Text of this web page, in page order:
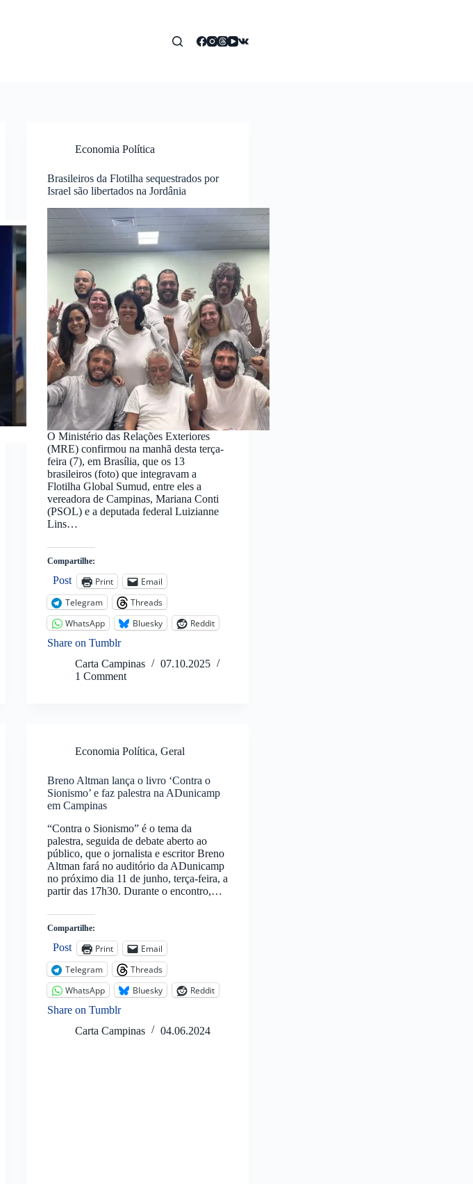
Economia Política
Brasileiros da Flotilha sequestrados por
Israel são libertados na Jordânia
O Ministério das Relações Exteriores
(MRE) confirmou na manhã desta terça-
feira (7), em Brasília, que os 13
brasileiros (foto) que integravam a
Flotilha Global Sumud, entre eles a
vereadora de Campinas, Mariana Conti
(PSOL) e a deputada federal Luizianne
Lins…
Compartilhe:
Post Print
Email
Telegram
Threads
WhatsApp
Bluesky
Reddit
Share on Tumblr
Carta Campinas
07.10.2025
1 Comment
Economia Política, Geral
Breno Altman lança o livro ‘Contra o
Sionismo’ e faz palestra na ADunicamp
em Campinas
“Contra o Sionismo” é o tema da
palestra, seguida de debate aberto ao
público, que o jornalista e escritor Breno
Altman fará no auditório da ADunicamp
no próximo dia 11 de junho, terça-feira, a
partir das 17h30. Durante o encontro,…
Compartilhe:
Post Print
Email
Telegram
Threads
WhatsApp
Bluesky
Reddit
Share on Tumblr
Carta Campinas
04.06.2024